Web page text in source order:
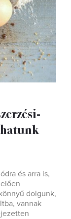
és arra is,
dolgunk,
vannak